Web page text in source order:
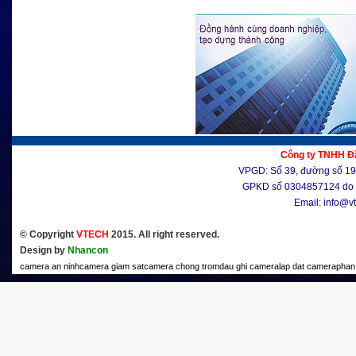
Công ty TNHH
VPGD: Số 39, đường số
GPKD số 0304857124
Email:
© Copyright VTECH 2015. All right reserved.
Design by Nhancon
camera an ninhcamera giam satcamera chong tromdau ghi cameralap dat camera